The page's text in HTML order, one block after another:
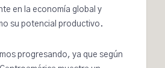
en la economía global y
su potencial productivo.
progresando, ya que según